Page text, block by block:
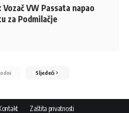
Vozač VW Passata napao
za Podmilačje
Sljedeći
Zaštita privatnosti